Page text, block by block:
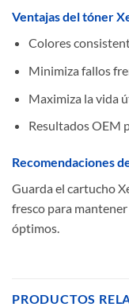
Ventajas del tóner
Colores
Minimiza fallos
Maximiza la vida
Resultados OEM
Recomendaciones
Guarda el cartucho
fresco para
óptimos.
PRODUCTOS